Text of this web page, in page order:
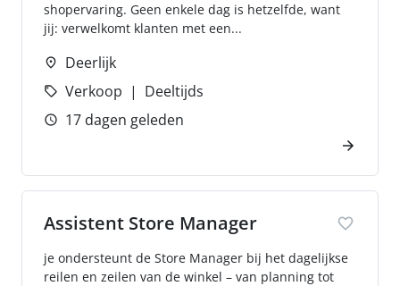
shopervaring. Geen enkele dag is hetzelfde, want
jij: verwelkomt klanten met een...
Deerlijk
Verkoop
Deeltijds
17 dagen geleden
Assistent Store Manager
je ondersteunt de Store Manager bij het dagelijkse
reilen en zeilen van de winkel – van planning tot